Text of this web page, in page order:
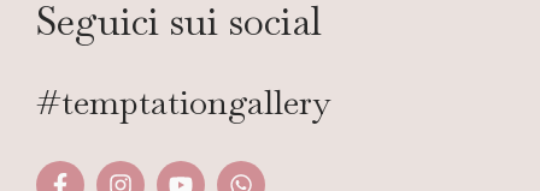
Seguici sui social
#temptationgallery